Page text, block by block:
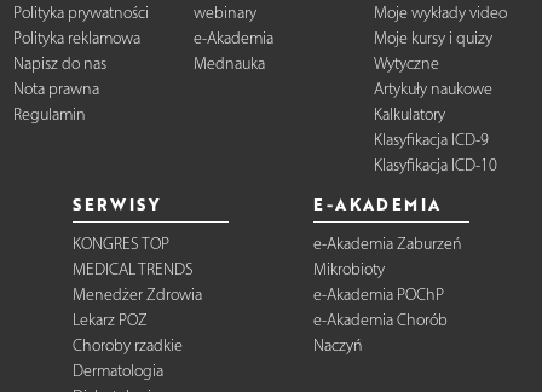
Polityka prywatności
Polityka reklamowa
Napisz do nas
Nota prawna
Regulamin
webinary
e-Akademia
Mednauka
Moje wykłady video
Moje kursy i quizy
Wytyczne
Artykuły naukowe
Kalkulatory
Klasyfikacja ICD-9
Klasyfikacja ICD-10
SERWISY
KONGRES TOP
MEDICAL TRENDS
Menedżer Zdrowia
Lekarz POZ
Choroby rzadkie
Dermatologia
E-AKADEMIA
e-Akademia Zaburzeń
Mikrobioty
e-Akademia POChP
e-Akademia Chorób
Naczyń